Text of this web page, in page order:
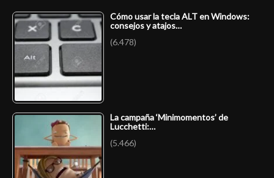
Cómo usar la tecla ALT en Windows:
consejos y atajos…
(6.478)
La campaña ‘Minimomentos’ de
Lucchetti:…
(5.466)